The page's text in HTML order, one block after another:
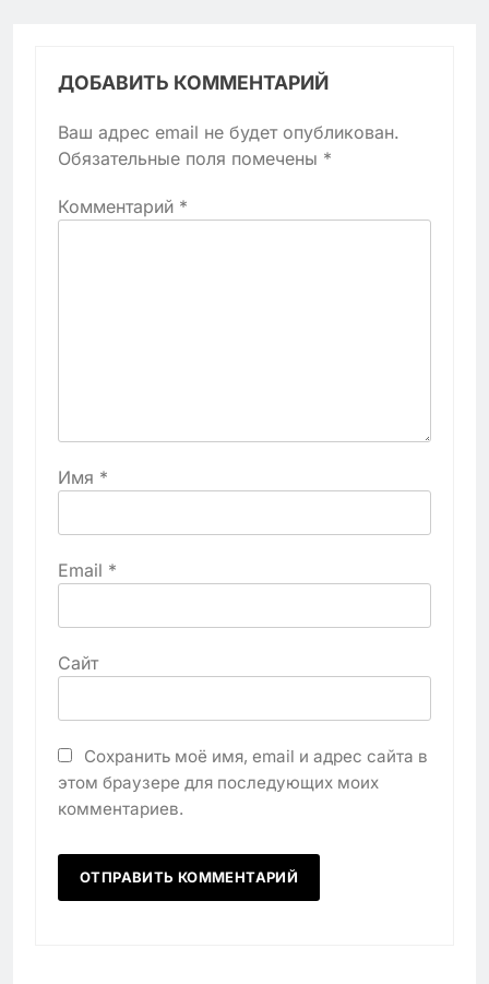
ДОБАВИТЬ КОММЕНТАРИЙ
Ваш адрес email не будет опубликован.
Обязательные поля помечены *
Комментарий *
Имя *
Email *
Сайт
Сохранить моё имя, email и адрес сайта в
этом браузере для последующих моих
комментариев.